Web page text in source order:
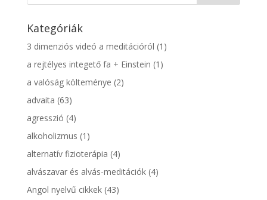
Kategóriák
3 dimenziós videó a meditációról (1)
a rejtélyes integető fa + Einstein (1)
a valóság költeménye (2)
advaita (63)
agresszió (4)
alkoholizmus (1)
alternatív fizioterápia (4)
alvászavar és alvás-meditációk(4)
Angol nyelvű cikkek(43)